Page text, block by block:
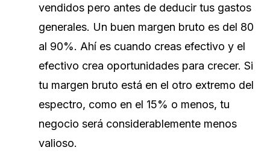
vendidos pero antes de deducir tus gastos
generales. Un buen margen bruto es del 80
al 90%. Ahí es cuando creas efectivo y el
efectivo crea oportunidades para crecer. Si
tu margen bruto está en el otro extremo del
espectro, como en el 15% o menos, tu
negocio será considerablemente menos
valioso.